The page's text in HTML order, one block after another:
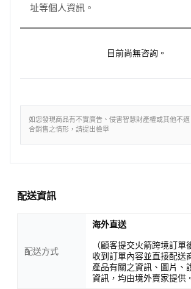
址等個人資訊。
目前尚無咨詢。
如您發現商品有不實廣告、侵害智慧財產權或其他不適
合銷售之情形，請提出檢舉
配送資訊
配送方式
海外直送
（顧客提交火箭跨境訂單
收到訂單內容並直接配送
產品有關之資訊、圖片、
資訊，均由境外賣家提供